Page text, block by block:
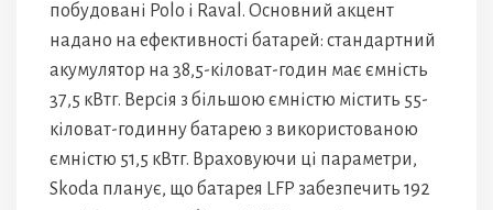
побудовані Polo і Raval. Основний акцент
надано на ефективності батарей: стандартний
акумулятор на 38,5-кіловат-годин має ємність
37,5 кВтг. Версія з більшою ємністю містить 55-
кіловат-годинну батарею з використованою
ємністю 51,5 кВтг. Враховуючи ці параметри,
Skoda планує, що батарея LFP забезпечить 192